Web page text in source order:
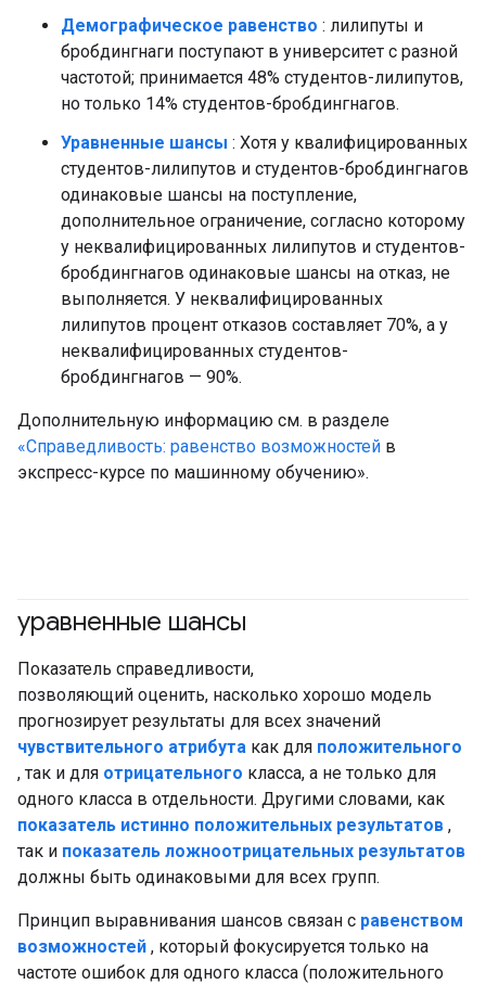
Демографическое равенство : лилипуты и
бробдингнаги поступают в университет с разной
частотой; принимается 48% студентов-лилипутов,
но только 14% студентов-бробдингнагов.
Уравненные шансы : Хотя у квалифицированных
студентов-лилипутов и студентов-бробдингнагов
одинаковые шансы на поступление,
дополнительное ограничение, согласно которому
у неквалифицированных лилипутов и студентов-
бробдингнагов одинаковые шансы на отказ, не
выполняется. У неквалифицированных
лилипутов процент отказов составляет 70%, а у
неквалифицированных студентов-
бробдингнагов — 90%.
Дополнительную информацию см. в разделе
«Справедливость: равенство возможностей в
экспресс-курсе по машинному обучению».
уравненные шансы
Показатель справедливости,
позволяющий оценить, насколько хорошо модель
прогнозирует результаты для всех значений
чувствительного атрибута как для положительного
, так и для отрицательного класса, а не только для
одного класса в отдельности. Другими словами, как
показатель истинно положительных результатов ,
так и показатель ложноотрицательных результатов
должны быть одинаковыми для всех групп.
Принцип выравнивания шансов связан с равенством
возможностей , который фокусируется только на
частоте ошибок для одного класса (положительного